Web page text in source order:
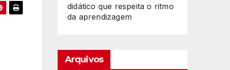
didático que respeita o ritmo
da aprendizagem
Arquivos